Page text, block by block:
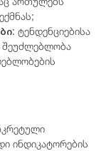
: ტენდენციებისა
შეუძლებლობა
ინდიკატორების